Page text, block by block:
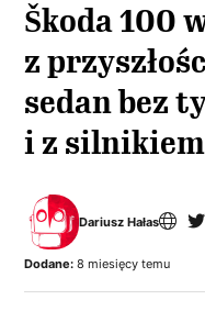
Škoda 100
z
sedan bez
i z
Dariusz Hałas
Dodane: 8 miesięcy temu